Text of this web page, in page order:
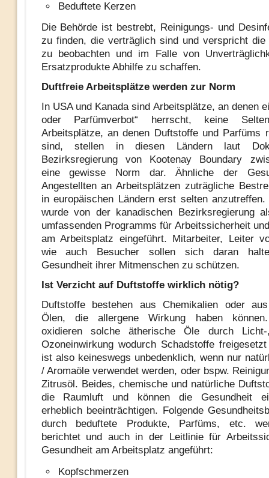
Beduftete Kerzen
Die Behörde ist bestrebt, Reinigungs- und
zu finden, die verträglich sind und verspricht die
zu beobachten und im Falle von
Ersatzprodukte Abhilfe zu schaffen.
Duftfreie Arbeitsplätze werden zur Norm
In USA und Kanada sind Arbeitsplätze, an denen
oder Parfümverbot“ herrscht, keine
Arbeitsplätze, an denen Duftstoffe und Parfüms
sind, stellen in diesen Ländern laut
Bezirksregierung von Kootenay Boundary
eine gewisse Norm dar. Ähnliche der
Angestellten an Arbeitsplätzen zuträgliche
in europäischen Ländern erst selten
wurde von der kanadischen Bezirksregierung
umfassenden Programms für Arbeitssicherheit
am Arbeitsplatz eingeführt. Mitarbeiter, Leiter
wie auch Besucher sollen sich daran
Gesundheit ihrer Mitmenschen zu schützen.
Ist Verzicht auf Duftstoffe wirklich nötig?
Duftstoffe bestehen aus Chemikalien oder
Ölen, die allergene Wirkung haben
oxidieren solche ätherische Öle durch
Ozoneinwirkung wodurch Schadstoffe
ist also keineswegs unbedenklich, wenn nur
/ Aromaöle verwendet werden, oder bspw.
Zitrusöl. Beides, chemische und natürliche
die Raumluft und können die Gesundheit
erheblich beeinträchtigen. Folgende
durch beduftete Produkte, Parfüms, etc.
berichtet und auch in der Leitlinie für
Gesundheit am Arbeitsplatz angeführt:
Kopfschmerzen